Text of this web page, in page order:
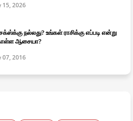
15, 2026
நல்லது? உங்கள் ராசிக்கு எப்படி என்று
ஆசையா?
07, 2016